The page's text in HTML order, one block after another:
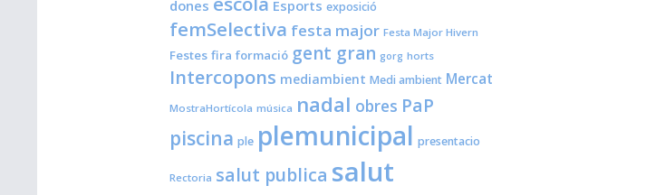
dones Esports exposició
femSelectiva festa major Festa Major Hivern
Festes fira formació gent gran gorg horts
Intercopons mediambient Medi ambient Mercat
MostraHortícola música nadal obres PaP
piscina ple plemunicipal presentacio
Rectoria salut publica salut